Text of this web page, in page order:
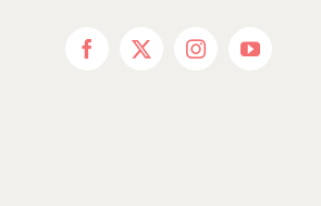
Facebook
X InstagramYouTube